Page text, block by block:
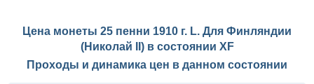
Цена монеты 25 пенни 1910 г. L. Для Финляндии
(Николай II) в состоянии XF
Проходы и динамика цен в данном состоянии